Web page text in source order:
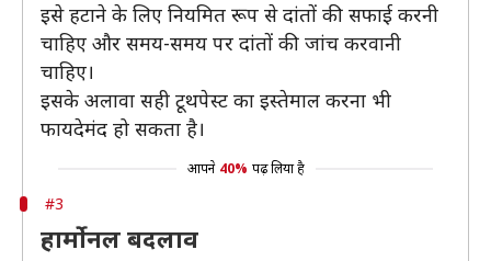
इसे हटाने के लिए नियमित रूप से दांतों की सफाई करनी
चाहिए और समय-समय पर दांतों की जांच करवानी
चाहिए।
इसके अलावा सही टूथपेस्ट का इस्तेमाल करना भी
फायदेमंद हो सकता है।
आपने 40% पढ़ लिया है
#3
हार्मोनल बदलाव